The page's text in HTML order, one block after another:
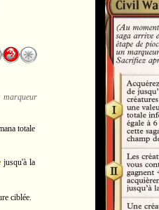
marqueur
totale
jusqu'à la
ciblée.